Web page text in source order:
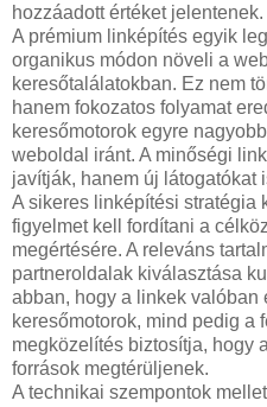
hozzáadott értéket jelentenek.
A prémium linképítés egyik
organikus módon növeli a
keresőtalálatokban. Ez nem
hanem fokozatos folyamat
keresőmotorok egyre
weboldal iránt. A minőségi
javítják, hanem új látogatókat
A sikeres linképítési stratégia
figyelmet kell fordítani a
megértésére. A releváns
partneroldalak kiválasztása
abban, hogy a linkek valóban
keresőmotorok, mind pedig a
megközelítés biztosítja, hogy
források megtérüljenek.
A technikai szempontok